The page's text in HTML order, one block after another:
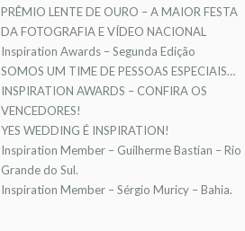
PRÊMIO LENTE DE OURO – A MAIOR FESTA
DA FOTOGRAFIA E VÍDEO NACIONAL
Inspiration Awards – Segunda Edição
SOMOS UM TIME DE PESSOAS ESPECIAIS…
INSPIRATION AWARDS – CONFIRA OS
VENCEDORES!
YES WEDDING É INSPIRATION!
Inspiration Member – Guilherme Bastian – Rio
Grande do Sul.
Inspiration Member – Sérgio Muricy – Bahia.